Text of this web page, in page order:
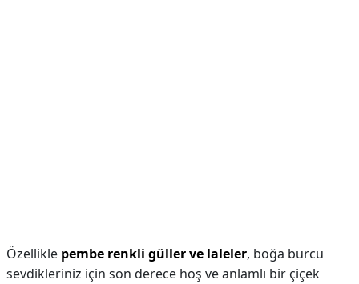
Özellikle pembe renkli güller ve laleler, boğa burcu
sevdikleriniz için son derece hoş ve anlamlı bir çiçek